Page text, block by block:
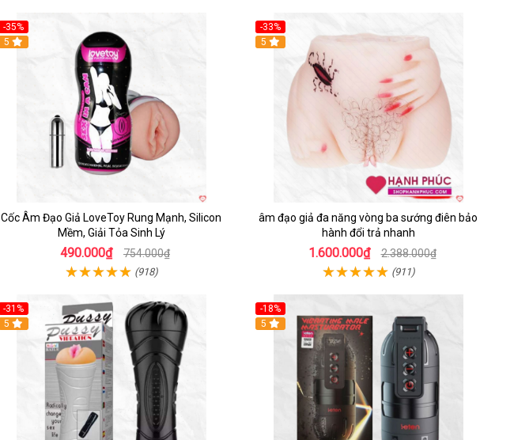
-35%
5
Cốc Âm Đạo Giả LoveToy Rung Mạnh, Silicon
Mềm, Giải Tỏa Sinh Lý
490.000₫ 754.000₫
(918)
-33%
5
âm đạo giả đa năng vòng ba sướng điên bảo
hành đổi trả nhanh
1.600.000₫ 2.388.000₫
(911)
-31%
5
-18%
5